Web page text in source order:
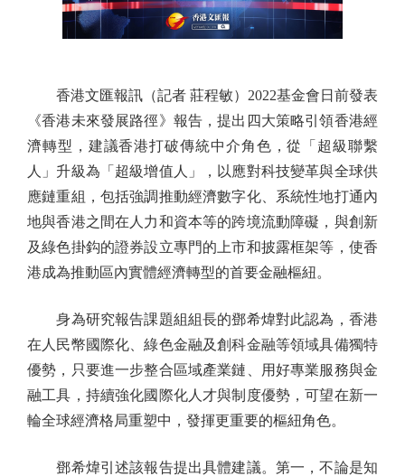
香港文匯報訊（記者 莊程敏）2022基金會日前發表
《香港未來發展路徑》報告，提出四大策略引領香港經
濟轉型，建議香港打破傳統中介角色，從「超級聯繫
人」升級為「超級增值人」，以應對科技變革與全球供
應鏈重組，包括強調推動經濟數字化、系統性地打通內
地與香港之間在人力和資本等的跨境流動障礙，與創新
及綠色掛鈎的證券設立專門的上市和披露框架等，使香
港成為推動區內實體經濟轉型的首要金融樞紐。
身為研究報告課題組組長的鄧希煒對此認為，香港
在人民幣國際化、綠色金融及創科金融等領域具備獨特
優勢，只要進一步整合區域產業鏈、用好專業服務與金
融工具，持續強化國際化人才與制度優勢，可望在新一
輪全球經濟格局重塑中，發揮更重要的樞紐角色。
鄧希煒引述該報告提出具體建議。第一，不論是知